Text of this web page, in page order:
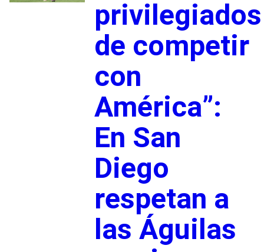
privilegiados
de competir
con
América”:
En San
Diego
respetan a
las Águilas